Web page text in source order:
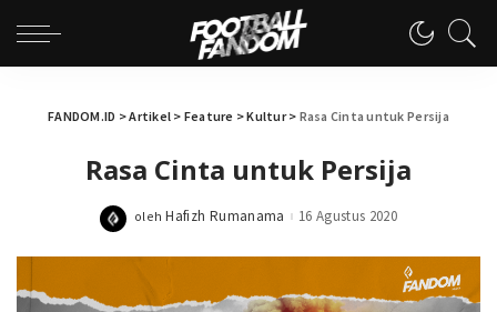
FANDOM.ID >Artikel > Feature >Kultur> Rasa Cinta untuk Persija
Rasa Cinta untuk Persija
Posted
oleh Hafizh Rumanama 16 Agustus 2020